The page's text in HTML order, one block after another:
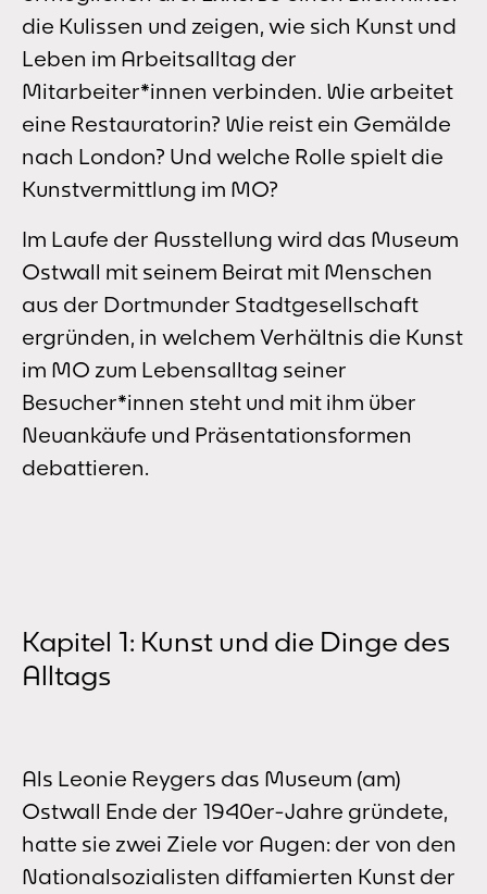
die Kulissen und zeigen, wie sich Kunst und
Leben im Arbeitsalltag der
Mitarbeiter*innen verbinden. Wie arbeitet
eine Restauratorin? Wie reist ein Gemälde
nach London? Und welche Rolle spielt die
Kunstvermittlung im MO?
Im Laufe der Ausstellung wird das Museum
Ostwall mit seinem Beirat mit Menschen
aus der Dortmunder Stadtgesellschaft
ergründen, in welchem Verhältnis die Kunst
im MO zum Lebensalltag seiner
Besucher*innen steht und mit ihm über
Neuankäufe und Präsentationsformen
debattieren.
Kapitel 1: Kunst und die Dinge des
Alltags
Als Leonie Reygers das Museum (am)
Ostwall Ende der 1940er-Jahre gründete,
hatte sie zwei Ziele vor Augen: der von den
Nationalsozialisten diffamierten Kunst der